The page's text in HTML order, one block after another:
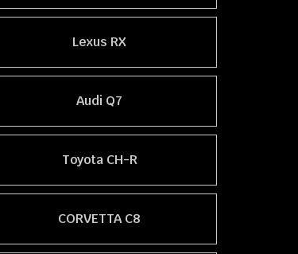
Lexus RX
Audi Q7
Toyota CH-R
CORVETTA C8